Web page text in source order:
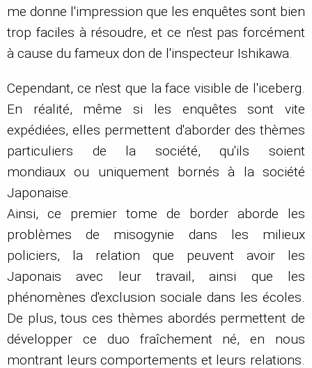
me donne l'impression que les enquêtes sont bien
trop faciles à résoudre, et ce n'est pas forcément
à cause du fameux don de l'inspecteur Ishikawa.
Cependant, ce n'est que la face visible de l'iceberg.
En réalité, même si les enquêtes sont vite
expédiées, elles permettent d'aborder des thèmes
particuliers de la société, qu'ils soient
mondiaux ou uniquement bornés à la société
Japonaise.
Ainsi, ce premier tome de border aborde les
problèmes de misogynie dans les milieux
policiers, la relation que peuvent avoir les
Japonais avec leur travail, ainsi que les
phénomènes d'exclusion sociale dans les écoles.
De plus, tous ces thèmes abordés permettent de
développer ce duo fraîchement né, en nous
montrant leurs comportements et leurs relations.